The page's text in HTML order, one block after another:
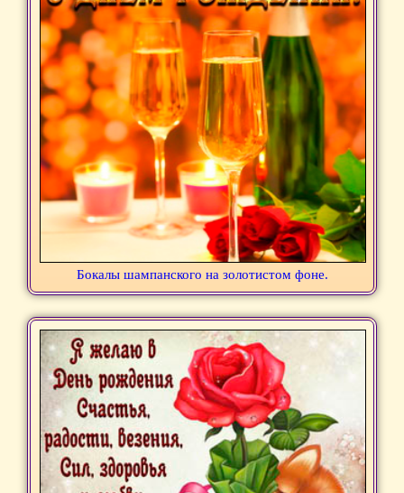
Бокалы шампанского на золотистом фоне.